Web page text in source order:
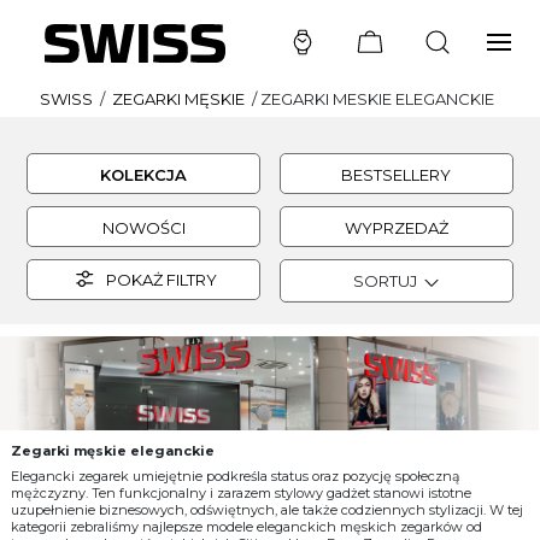
SWISS / ZEGARKI MĘSKIE /ZEGARKI MESKIE ELEGANCKIE
KOLEKCJA BESTSELLERY
NOWOŚCI WYPRZEDAŻ
POKAŻ FILTRY SORTUJ
Zegarki męskie eleganckie
Elegancki zegarek umiejętnie podkreśla status oraz pozycję społeczną
mężczyzny. Ten funkcjonalny i zarazem stylowy gadżet stanowi istotne
uzupełnienie biznesowych, odświętnych, ale także codziennych stylizacji. W tej
kategorii zebraliśmy najlepsze modele eleganckich męskich zegarków od